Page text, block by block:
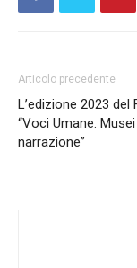
Articolo precedente
L’edizione 2023 del
“Voci Umane.
narrazione”